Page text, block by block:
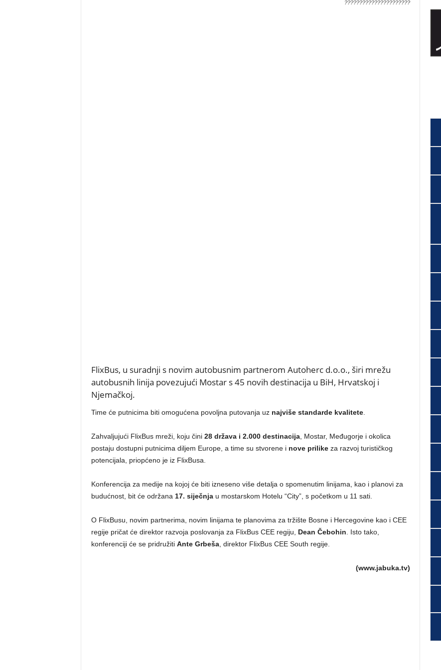
??????????????????????
FlixBus, u suradnji s novim autobusnim partnerom Autoherc d.o.o., širi mrežu
autobusnih linija povezujući Mostar s 45 novih destinacija u BiH, Hrvatskoj i
Njemačkoj.
Time će putnicima biti omogućena povoljna putovanja uz najviše standarde kvalitete.
Zahvaljujući FlixBus mreži, koju čini 28 država i 2.000 destinacija, Mostar, Međugorje i okolica
postaju dostupni putnicima diljem Europe, a time su stvorene i nove prilikeza razvoj turističkog
potencijala, priopćeno je iz FlixBusa.
Konferencija za medije na kojoj će biti izneseno više detalja o spomenutim linijama, kao i planovi za
budućnost, bit će održana 17. siječnjau mostarskom Hotelu “City”, s početkom u 11 sati.
O FlixBusu, novim partnerima, novim linijama te planovima za tržište Bosne i Hercegovine kao i CEE
regije pričat će direktor razvoja poslovanja za FlixBus CEE regiju, Dean Čebohin . Isto tako,
konferenciji će se pridružiti Ante Grbeša, direktor FlixBus CEE South regije.
(www.jabuka.tv)